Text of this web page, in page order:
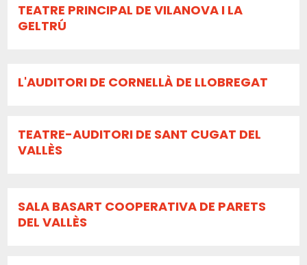
TEATRE PRINCIPAL DE VILANOVA I LA
GELTRÚ
L'AUDITORI DE CORNELLÀ DE LLOBREGAT
TEATRE-AUDITORI DE SANT CUGAT DEL
VALLÈS
SALA BASART COOPERATIVA DE PARETS
DEL VALLÈS